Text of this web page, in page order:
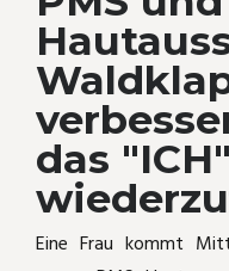
das "ICH"
Eine Frau kommt
Katzenschnupfen
Katerkämpfe
August der Starke
Laufente läuft nicht mehr
Carbolicum acidum
Kummer durch
Phytolacca
Wie Aranea ixobola die